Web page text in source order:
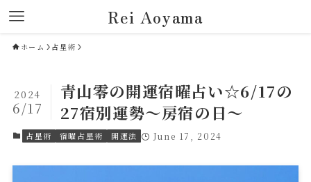
Rei Aoyama
ホーム 占星術
青山零の開運宿曜占い☆6/17の
27宿別運勢～房宿の日～
2024
6/17
占星術 宿曜占星術 開運法 June 17, 2024